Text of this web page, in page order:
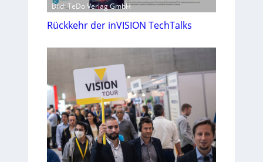
Bild: TeDo Verlag GmbH
Rückkehr der inVISION TechTalks